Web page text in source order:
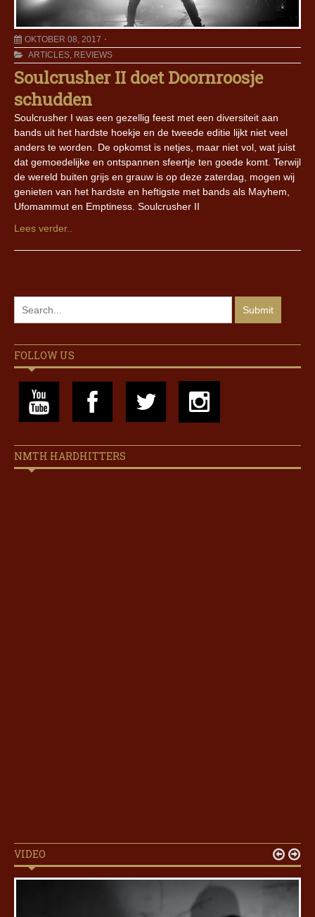
OKTOBER 08, 2017
ARTICLES, REVIEWS
Soulcrusher II doet Doornroosje
schudden
Soulcrusher I was een gezellig feest met een diversiteit aan
bands uit het hardste hoekje en de tweede editie lijkt niet veel
anders te worden. De opkomst is netjes, maar niet vol, wat juist
dat gemoedelijke en ontspannen sfeertje ten goede komt. Terwijl
de wereld buiten grijs en grauw is op deze zaterdag, mogen wij
genieten van het hardste en heftigste met bands als Mayhem,
Ufomammut en Emptiness. Soulcrusher II
Lees verder..
FOLLOW US
NMTH HARDHITTERS
VIDEO  